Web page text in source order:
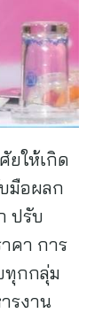
ยให้เกิด
มือผลก
ปรับ
คา การ
ทุกกลุ่ม
รงาน